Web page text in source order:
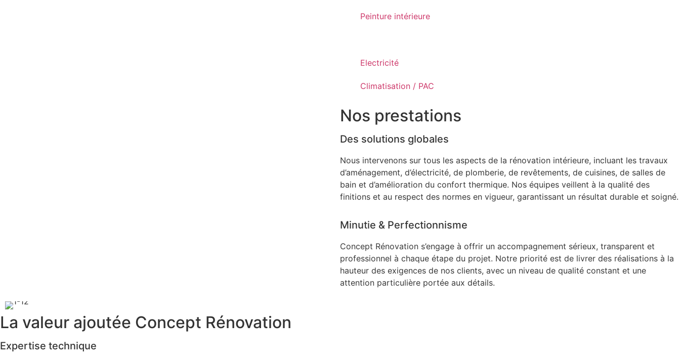
Peinture intérieure
Electricité
Climatisation / PAC
Nos prestations
Des solutions globales
Nous intervenons sur tous les aspects de la rénovation intérieure, incluant les travaux
d’aménagement, d’électricité, de plomberie, de revêtements, de cuisines, de salles de
bain et d’amélioration du confort thermique. Nos équipes veillent à la qualité des
finitions et au respect des normes en vigueur, garantissant un résultat durable et soigné.
Minutie & Perfectionnisme
Concept Rénovation s’engage à offrir un accompagnement sérieux, transparent et
professionnel à chaque étape du projet. Notre priorité est de livrer des réalisations à la
hauteur des exigences de nos clients, avec un niveau de qualité constant et une
attention particulière portée aux détails.
La valeur ajoutée Concept Rénovation
Expertise technique